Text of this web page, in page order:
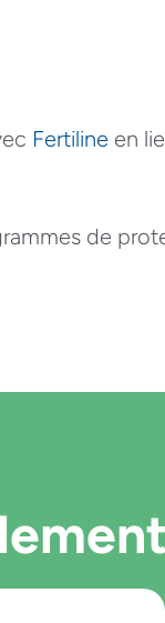
Fertiline en
de